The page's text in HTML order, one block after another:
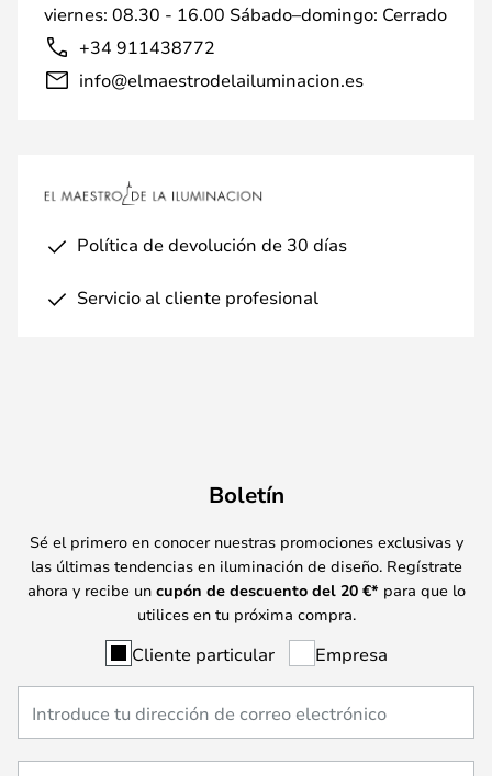
viernes: 08.30 - 16.00 Sábado–domingo: Cerrado
+34 911438772
info@elmaestrodelailuminacion.es
Política de devolución de 30 días
Servicio al cliente profesional
Boletín
Sé el primero en conocer nuestras promociones exclusivas y
las últimas tendencias en iluminación de diseño. Regístrate
ahora y recibe un cupón de descuento del 20 €* para que lo
utilices en tu próxima compra.
Cliente particular Empresa